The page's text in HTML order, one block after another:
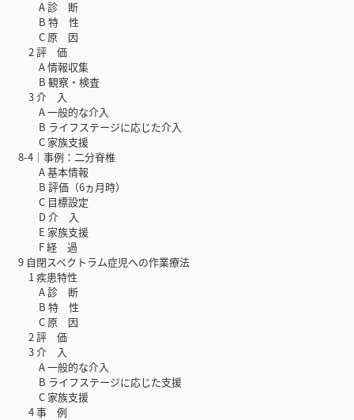
A 診 断
B 特 性
C 原 因
2 評 価
A 情報収集
B 観察・検査
3 介 入
A 一般的な介入
B ライフステージに応じた介入
C 家族支援
8-4｜事例：二分脊椎
A 基本情報
B 評価（6ヵ月時）
C 目標設定
D 介 入
E 家族支援
F 経 過
9 自閉スペクトラム症児への作業療法
1 疾患特性
A 診 断
B 特 性
C 原 因
2 評 価
3 介 入
A 一般的な介入
B ライフステージに応じた支援
C 家族支援
4 事 例